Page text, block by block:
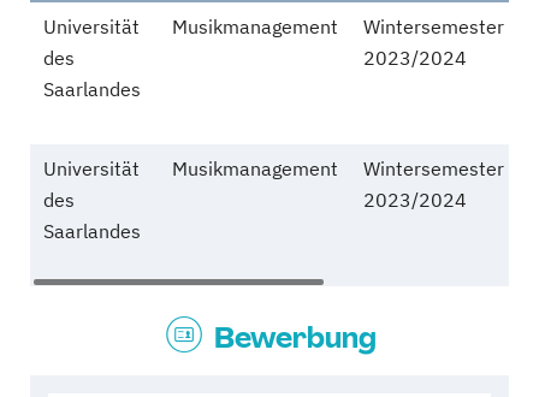
Universität
des
Saarlandes
Musikmanagement
Wintersemester
2023/2024
Universität
des
Saarlandes
Musikmanagement
Wintersemester
2023/2024
Bewerbung